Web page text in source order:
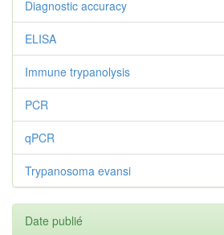
Diagnostic accuracy
ELISA
Immune trypanolysis
PCR
qPCR
Trypanosoma evansi
Date publié